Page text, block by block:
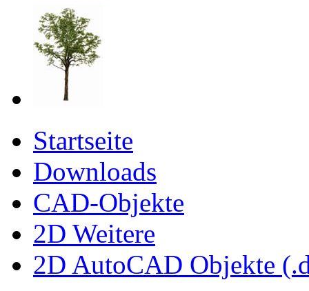
Startseite
Downloads
CAD-Objekte
2D Weitere
2D AutoCAD Objekte